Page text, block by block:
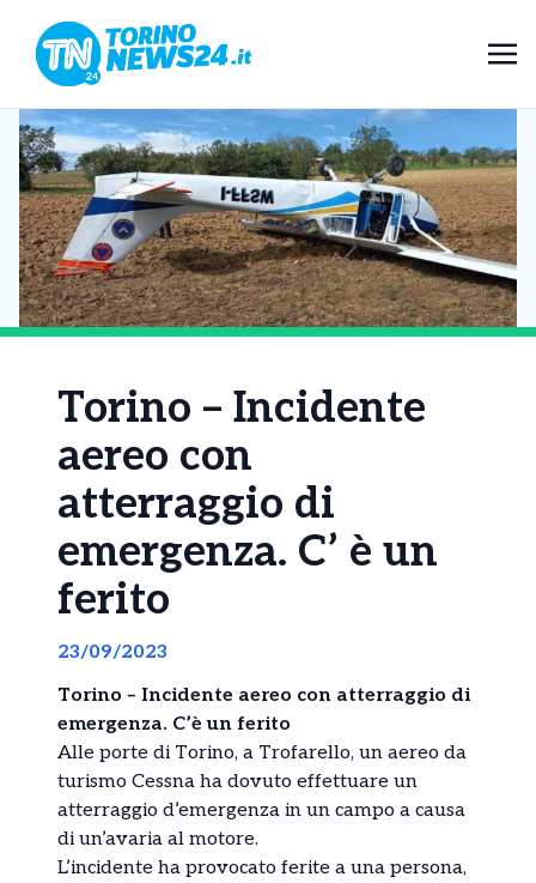
Torino – Incidente
aereo con
atterraggio di
emergenza. C’ è un
ferito
23/09/2023
Torino – Incidente aereo con atterraggio di
emergenza. C’è un ferito
Alle porte di Torino, a Trofarello, un aereo da
turismo Cessna ha dovuto effettuare un
atterraggio d’emergenza in un campo a causa
di un’avaria al motore.
L’incidente ha provocato ferite a una persona,